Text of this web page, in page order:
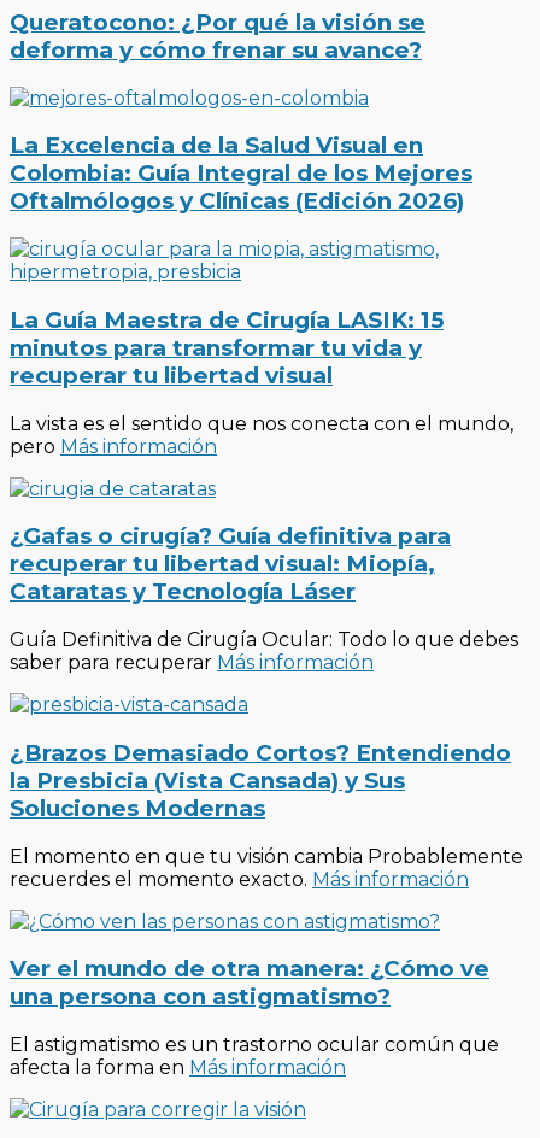
Queratocono: ¿Por qué la visión se
deforma y cómo frenar su avance?
La Excelencia de la Salud Visual en
Colombia: Guía Integral de los Mejores
Oftalmólogos y Clínicas (Edición 2026)
La Guía Maestra de Cirugía LASIK: 15
minutos para transformar tu vida y
recuperar tu libertad visual
La vista es el sentido que nos conecta con el mundo,
pero Más información
¿Gafas o cirugía? Guía definitiva para
recuperar tu libertad visual: Miopía,
Cataratas y Tecnología Láser
Guía Definitiva de Cirugía Ocular: Todo lo que debes
saber para recuperar Más información
¿Brazos Demasiado Cortos? Entendiendo
la Presbicia (Vista Cansada) y Sus
Soluciones Modernas
El momento en que tu visión cambia Probablemente
recuerdes el momento exacto. Más información
Ver el mundo de otra manera: ¿Cómo ve
una persona con astigmatismo?
El astigmatismo es un trastorno ocular común que
afecta la forma en Más información